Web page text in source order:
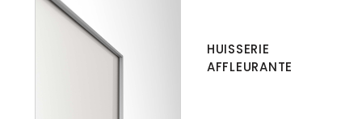
HUISSERIE
AFFLEURANTE